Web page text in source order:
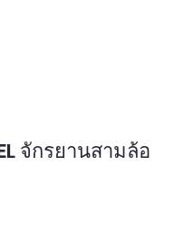
จักรยานสามล้อ